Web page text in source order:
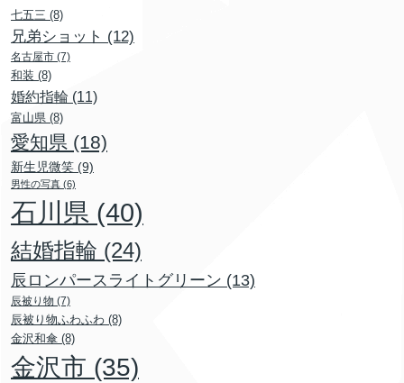
七五三 (8)
兄弟ショット (12)
名古屋市 (7)
和装 (8)
婚約指輪 (11)
富山県 (8)
愛知県 (18)
新生児微笑 (9)
男性の写真 (6)
石川県 (40)
結婚指輪 (24)
辰ロンパースライトグリーン (13)
辰被り物 (7)
辰被り物ふわふわ (8)
金沢和傘 (8)
金沢市 (35)